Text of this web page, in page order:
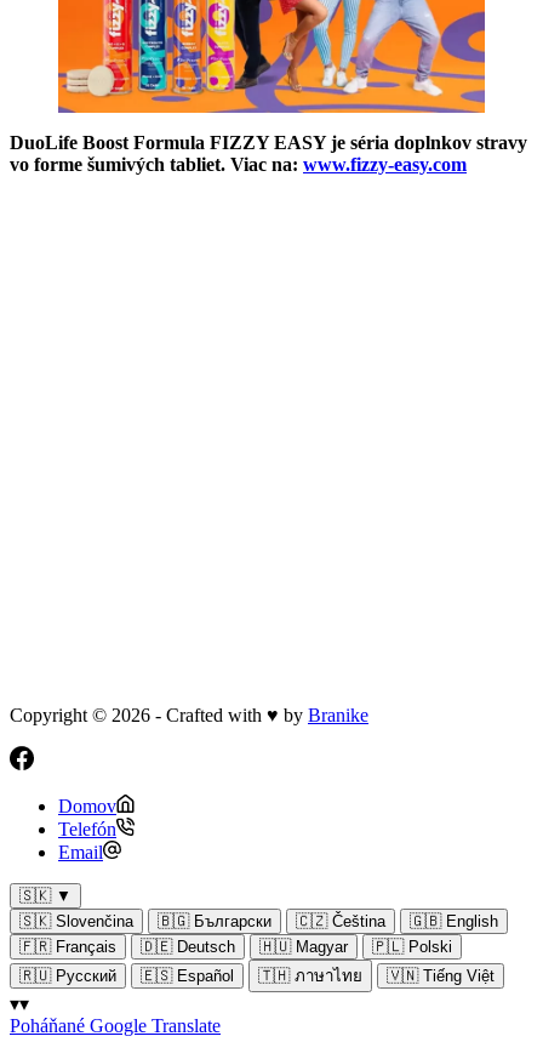
DuoLife Boost Formula FIZZY EASY je séria doplnkov stravy
vo forme šumivých tabliet. Viac na: www.fizzy-easy.com
Copyright © 2026 - Crafted with ♥ by Branike
Domov
Telefón
Email
🇸🇰 ▼
🇸🇰 Slovenčina 🇧🇬 Български 🇨🇿 Čeština 🇬🇧 English
🇫🇷 Français 🇩🇪 Deutsch 🇭🇺 Magyar 🇵🇱 Polski
🇷🇺 Русский 🇪🇸 Español 🇹🇭 ภาษาไทย 🇻🇳 Tiếng Việt
▾▾
Poháňané Google Translate